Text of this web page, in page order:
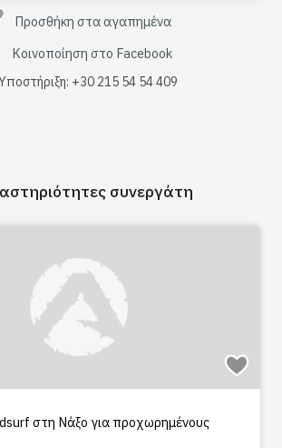
Προσθήκη στα αγαπημένα
Κοινοποίηση στο Facebook
+30 215 54 54 409
συνεργάτη
στη Νάξο για προχωρημένους